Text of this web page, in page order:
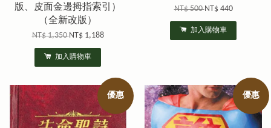
版、皮面金邊拇指索引）
（全新改版）
NT$ 1,350NT$ 1,188
加入購物車
NT$ 500NT$ 440
加入購物車
優惠 優惠